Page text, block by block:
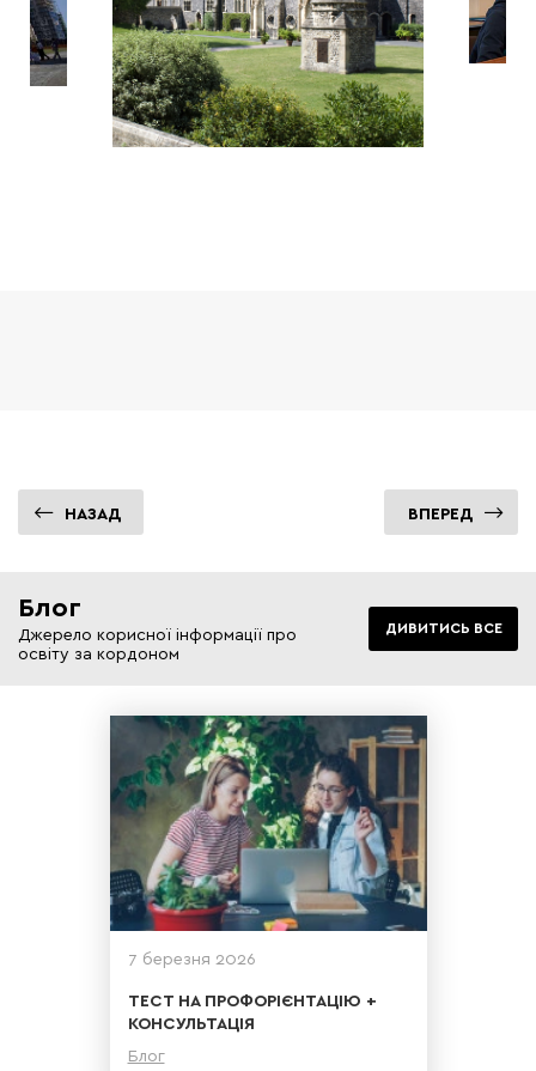
НАЗАД ВПЕРЕД
Блог
Джерело корисної інформації про
освіту за кордоном
ДИВИТИСЬ ВСЕ
7 березня 2026
ТЕСТ НА ПРОФОРІЄНТАЦІЮ +
КОНСУЛЬТАЦІЯ
Блог